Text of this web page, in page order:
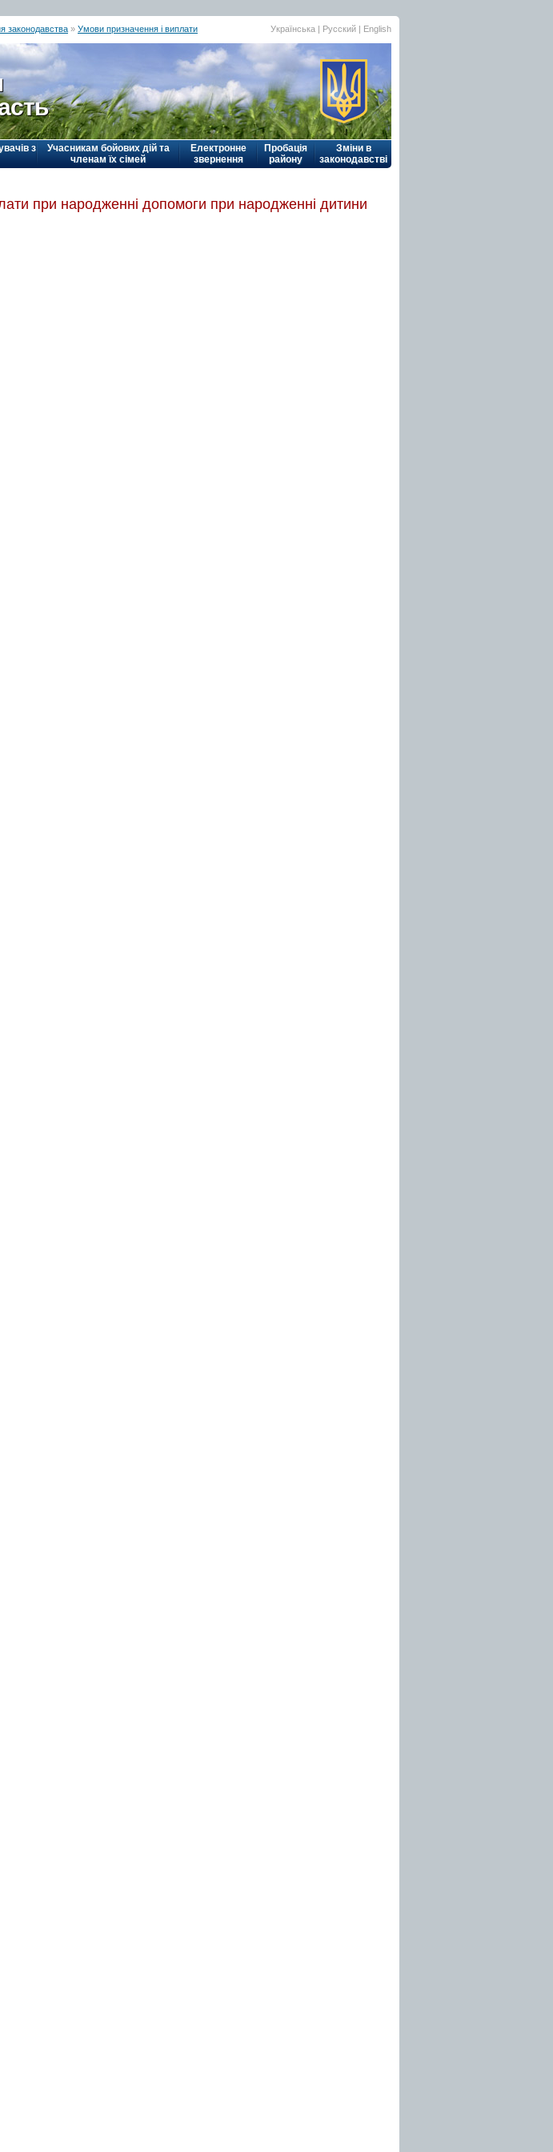
законодавства » Умови призначення і виплати
Українська | Русский | English
з
Учасникам бойових дій та
членам їх сімей
Електронне
звернення
Пробація
району
Зміни в
законодавстві
при народженні допомоги при народженні дитини